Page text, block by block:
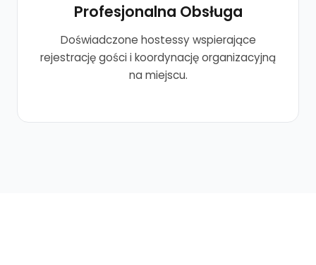
Profesjonalna Obsługa
Doświadczone hostessy wspierające
rejestrację gości i koordynację organizacyjną
na miejscu.